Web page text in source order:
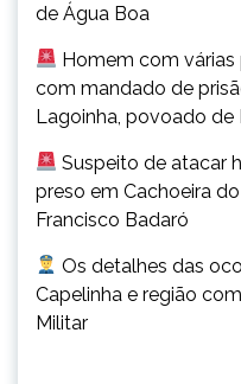
de Água Boa
Homem com várias
com mandado de
Lagoinha, povoado de
Suspeito de atacar
preso em Cachoeira
Francisco Badaró
Os detalhes das
Capelinha e região
Militar